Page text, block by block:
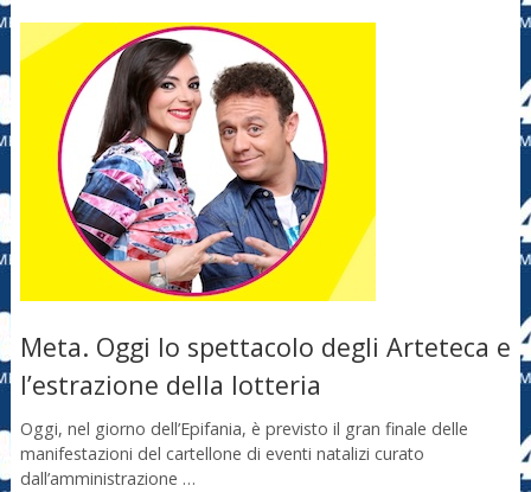
Meta. Oggi lo spettacolo degli Arteteca e
l’estrazione della lotteria
Oggi, nel giorno dell’Epifania, è previsto il gran finale delle
manifestazioni del cartellone di eventi natalizi curato
dall’amministrazione …